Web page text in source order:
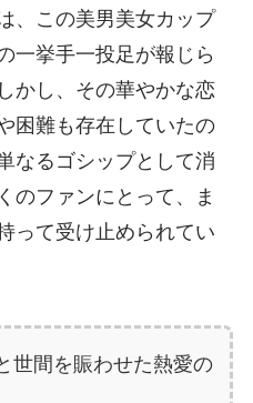
、この美男美女カップ
一挙手一投足が報じら
かし、その華やかな恋
困難も存在していたの
なるゴシップとして消
のファンにとって、ま
って受け止められてい
世間を賑わせた熱愛の